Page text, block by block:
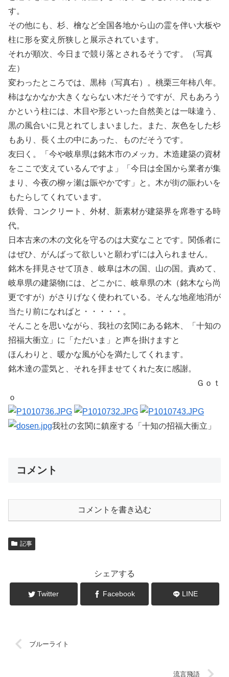
す。
その他にも、杉、檜など全国各地から山の霊を伴い大板や
柱に形を変え所狭しと展示されています。
それが順次、今日まで競り落とされるそうです。（写真
左）
変わったところでは、黒柿（写真右）。桃栗三年柿八年。
柿はなかなか大きくならない木だそうですが、尺もあろう
かという柱には、木目や形といった自然美とは一味違う、
黒の風合いに見とれてしまいました。また、灰色をした杉
もあり、長く土の中にあった、ものだそうです。
友曰く。「今や岐阜県は銘木市のメッカ。木造建築の資材
をここで支えているんですよ」「今日は全国から業者が集
まり、今夜の柳ヶ瀬は賑やかです」と。木が街の賑わいを
もたらしてくれています。
鉄骨、コンクリート、外材、新素材が建築界を席巻する時
代。
日本古来の木の文化を守るのは大変なことです。関係者に
はぜひ、がんばって欲しいと願わずには入られません。
銘木を拝見させて頂き、岐阜は木の国、山の国。責めて、
岐阜県の建築物には、どこかに、岐阜県の木（銘木なら尚
更ですが）がさりげなく使われている。そんな地産地消が
当たり前になればと・・・・・。
そんことを思いながら、我社の玄関にある銘木、「十知の
招福大衝立」に「ただいま」と声を掛けますと
ほんわりと、暖かな風が心を満たしてくれます。
銘木達の霊気と、それを拝ませてくれた友に感謝。
Ｇｏｔ
ｏ
我社の玄関に鎮座する「十知の招福大衝立」
コメント
コメントを書き込む
記事
シェアする
Twitter Facebook LINE
ブルーライト
流言飛語